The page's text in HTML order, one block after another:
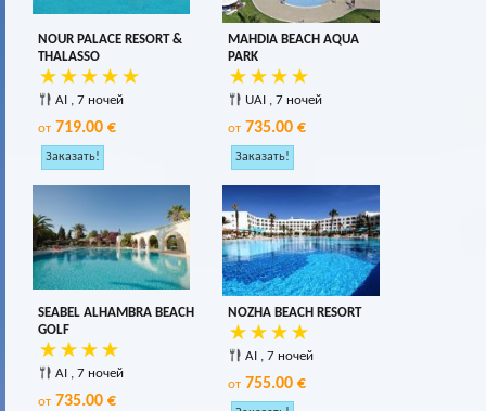
NOUR PALACE RESORT &
THALASSO
AI , 7 ночей
от 719.00 €
MAHDIA BEACH AQUA
PARK
UAI , 7 ночей
от 735.00 €
SEABEL ALHAMBRA BEACH
GOLF
AI , 7 ночей
от 735.00 €
NOZHA BEACH RESORT
AI , 7 ночей
от 755.00 €